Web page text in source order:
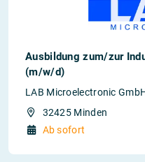
Ausbildung zum/zur
(m/w/d)
LAB Microelectronic
32425 Minden
Ab sofort